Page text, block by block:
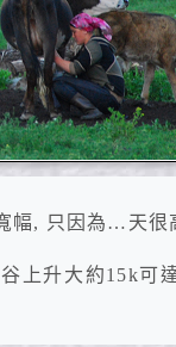
幅, 只因為…天
上升大約15k可